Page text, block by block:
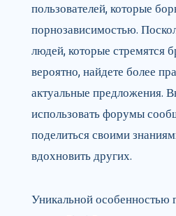
пользователей, которые
порнозависимостью.
людей, которые стремятся
вероятно, найдете более
актуальные предложения.
использовать форумы
поделиться своими
вдохновить других.
Уникальной особенностью